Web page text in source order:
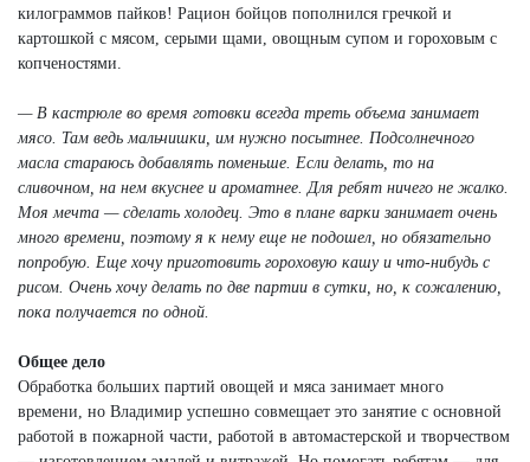
килограммов пайков! Рацион бойцов пополнился гречкой и
картошкой с мясом, серыми щами, овощным супом и гороховым с
копченостями.
— В кастрюле во время готовки всегда треть объема занимает
мясо. Там ведь мальчишки, им нужно посытнее. Подсолнечного
масла стараюсь добавлять поменьше. Если делать, то на
сливочном, на нем вкуснее и ароматнее. Для ребят ничего не жалко.
Моя мечта — сделать холодец. Это в плане варки занимает очень
много времени, поэтому я к нему еще не подошел, но обязательно
попробую. Еще хочу приготовить гороховую кашу и что-нибудь с
рисом. Очень хочу делать по две партии в сутки, но, к сожалению,
пока получается по одной.
Общее дело
Обработка больших партий овощей и мяса занимает много
времени, но Владимир успешно совмещает это занятие с основной
работой в пожарной части, работой в автомастерской и творчеством